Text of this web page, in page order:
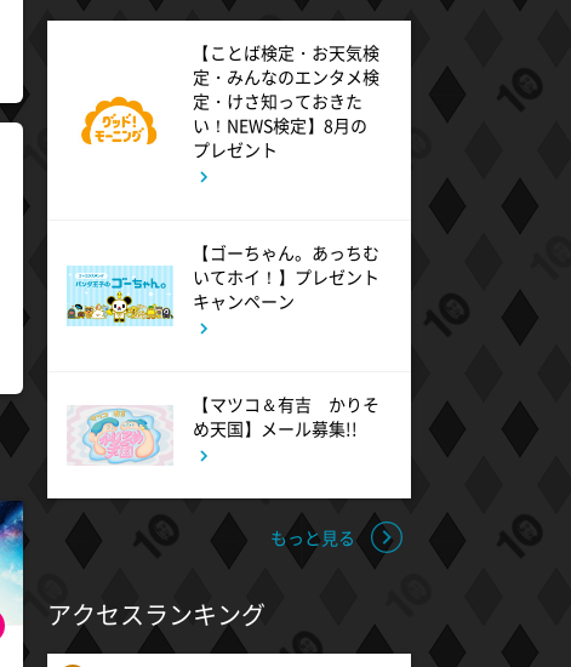
熱闘甲子園 涙は、強さにな
る。
11:30
深夜 0:00
深夜 0:30
タイムトラベルダディ #2
ダイアン津田ドラマ初主演作
【ことば検定・お天気検
定・みんなのエンタメ検
定・けさ知っておきた
い！NEWS検定】8月の
プレゼント
【ゴーちゃん。あっちむ
いてホイ！】プレゼント
キャンペーン
【マツコ＆有吉 かりそ
め天国】メール募集!!
もっと見る
アクセスランキング